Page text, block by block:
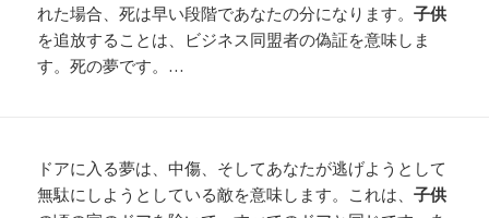
れた場合、死は早い段階であなたの分になります。子供
を追放することは、ビジネス同盟者の偽証を意味しま
す。死の夢です。…
ドアに入る夢は、中傷、そしてあなたが逃げようとして
無駄にしようとしている敵を意味します。これは、子供